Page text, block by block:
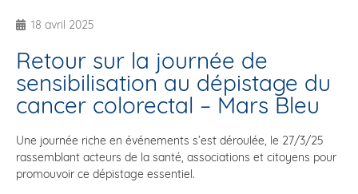
18 avril 2025
Retour sur la journée de
sensibilisation au dépistage du
cancer colorectal – Mars Bleu
Une journée riche en événements s’est déroulée, le 27/3/25
rassemblant acteurs de la santé, associations et citoyens pour
promouvoir ce dépistage essentiel.